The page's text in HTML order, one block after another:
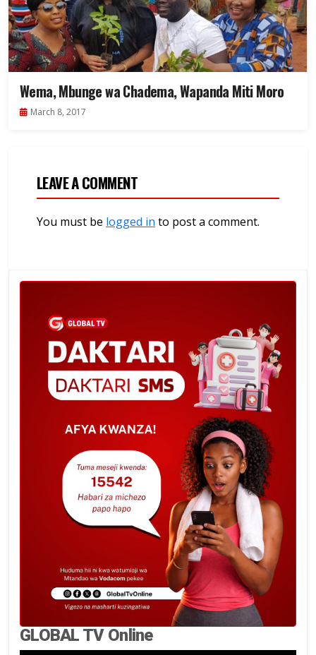
Wema, Mbunge wa Chadema, Wapanda Miti Moro
March 8, 2017
LEAVE A COMMENT
You must be logged in to post a comment.
GLOBAL TV Online